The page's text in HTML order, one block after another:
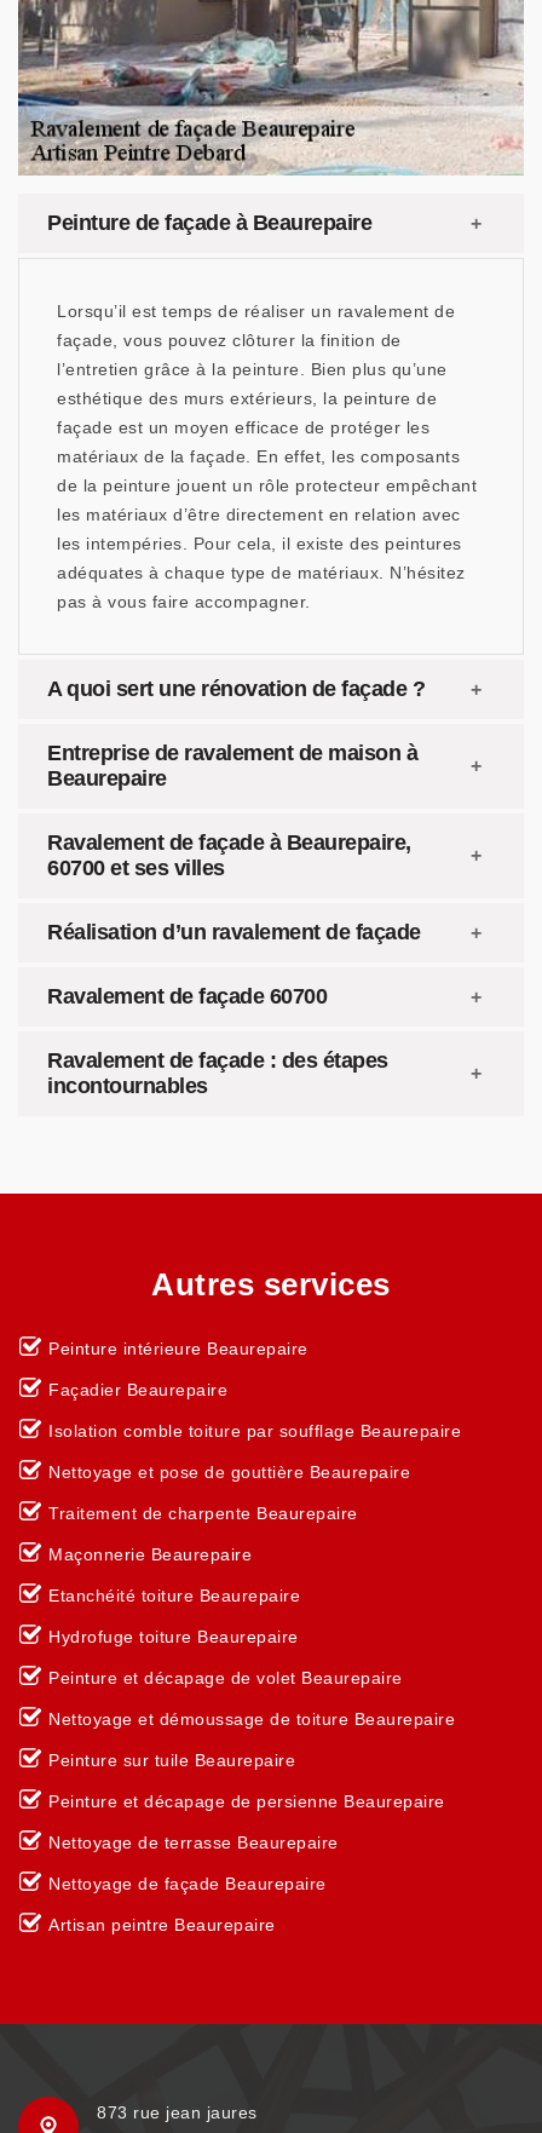
Peinture de façade à Beaurepaire
Lorsqu’il est temps de réaliser un ravalement de
façade, vous pouvez clôturer la finition de
l’entretien grâce à la peinture. Bien plus qu’une
esthétique des murs extérieurs, la peinture de
façade est un moyen efficace de protéger les
matériaux de la façade. En effet, les composants
de la peinture jouent un rôle protecteur empêchant
les matériaux d’être directement en relation avec
les intempéries. Pour cela, il existe des peintures
adéquates à chaque type de matériaux. N’hésitez
pas à vous faire accompagner.
A quoi sert une rénovation de façade ?
Entreprise de ravalement de maison à
Beaurepaire
Ravalement de façade à Beaurepaire,
60700 et ses villes
Réalisation d’un ravalement de façade
Ravalement de façade 60700
Ravalement de façade : des étapes
incontournables
Autres services
Peinture intérieure Beaurepaire
Façadier Beaurepaire
Isolation comble toiture par soufflage Beaurepaire
Nettoyage et pose de gouttière Beaurepaire
Traitement de charpente Beaurepaire
Maçonnerie Beaurepaire
Etanchéité toiture Beaurepaire
Hydrofuge toiture Beaurepaire
Peinture et décapage de volet Beaurepaire
Nettoyage et démoussage de toiture Beaurepaire
Peinture sur tuile Beaurepaire
Peinture et décapage de persienne Beaurepaire
Nettoyage de terrasse Beaurepaire
Nettoyage de façade Beaurepaire
Artisan peintre Beaurepaire
873 rue jean jaures